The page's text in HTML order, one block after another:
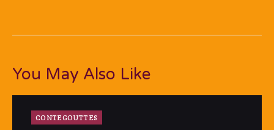
You May Also Like
CONTEGOUTTES